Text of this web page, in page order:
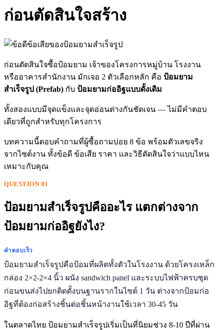
ก่อนตัดสินใจสร้าง
ก่อนตัดสินใจซื้อป้อมยาม เจ้าของโครงการหมู่บ้าน โรงงาน
หรืออาคารสำนักงาน มักเจอ 2 ตัวเลือกหลัก คือ ป้อมยาม
สำเร็จรูป (Prefab) กับ ป้อมยามก่ออิฐแบบดั้งเดิม
ทั้งสองแบบมีจุดแข็งและจุดอ่อนต่างกันชัดเจน — ไม่มีคำตอบ
เดียวที่ถูกสำหรับทุกโครงการ
บทความนี้ตอบคำถามที่ผู้ซื้อถามบ่อย 8 ข้อ พร้อมตัวเลขจริง
จากไซต์งาน ทั้งข้อดี ข้อเสีย ราคา และวิธีตัดสินใจว่าแบบไหน
เหมาะกับคุณ
QUESTION 01
ป้อมยามสำเร็จรูปคืออะไร แตกต่างจาก
ป้อมยามก่ออิฐยังไง?
คำตอบเร็ว
ป้อมยามสำเร็จรูปคือป้อมที่ผลิตทั้งตัวในโรงงาน ด้วยโครงเหล็ก
กล่อง 2×2-2×4 นิ้ว ผนัง sandwich panel และระบบไฟฟ้าครบชุด
ก่อนขนส่งไปยกติดตั้งบนฐานรากในไซต์ 1 วัน ต่างจากป้อมก่อ
อิฐที่ต้องก่อสร้างชิ้นต่อชิ้นหน้างานใช้เวลา 30-45 วัน
ในตลาดไทย ป้อมยามสำเร็จรูปเริ่มเป็นที่นิยมช่วง 8-10 ปีที่ผ่าน